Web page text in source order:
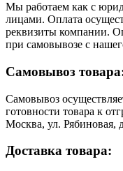
Мы работаем как с
лицами. Оплата
реквизиты компании.
при самовывозе с
Самовывоз
Самовывоз
готовности товара к
Москва, ул. Рябиновая,
Доставка товара: